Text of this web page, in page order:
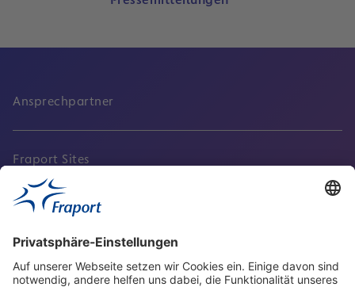
Ansprechpartner
Fraport Sites
Aktuell
Service